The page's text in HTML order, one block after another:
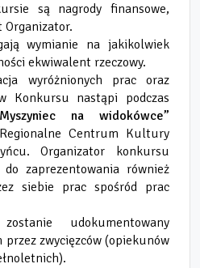
są nagrody finansowe,
wymianie na jakikolwiek
ekwiwalent rzeczowy.
wyróżnionych prac oraz
Konkursu nastąpi podczas
na widokówce”
Centrum Kultury
Organizator konkursu
zaprezentowania również
siebie prac spośród prac
udokumentowany
przez zwycięzców (opiekunów